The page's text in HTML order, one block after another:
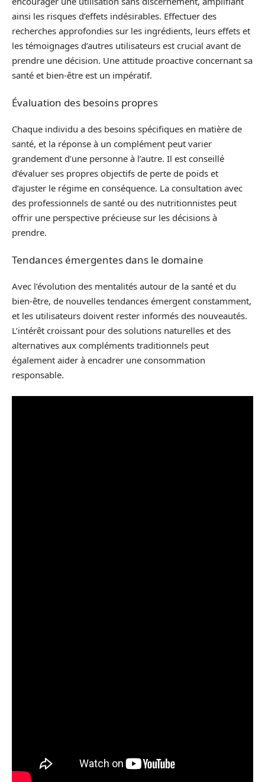
ainsi les risques d’effets indésirables. Effectuer des
recherches approfondies sur les ingrédients, leurs effets et
les témoignages d’autres utilisateurs est crucial avant de
prendre une décision. Une attitude proactive concernant sa
santé et bien-être est un impératif.
Évaluation des besoins propres
Chaque individu a des besoins spécifiques en matière de
santé, et la réponse à un complément peut varier
grandement d’une personne à l’autre. Il est conseillé
d’évaluer ses propres objectifs de perte de poids et
d’ajuster le régime en conséquence. La consultation avec
des professionnels de santé ou des nutritionnistes peut
offrir une perspective précieuse sur les décisions à
prendre.
Tendances émergentes dans le domaine
Avec l’évolution des mentalités autour de la santé et du
bien-être, de nouvelles tendances émergent constamment,
et les utilisateurs doivent rester informés des nouveautés.
L’intérêt croissant pour des solutions naturelles et des
alternatives aux compléments traditionnels peut
également aider à encadrer une consommation
responsable.